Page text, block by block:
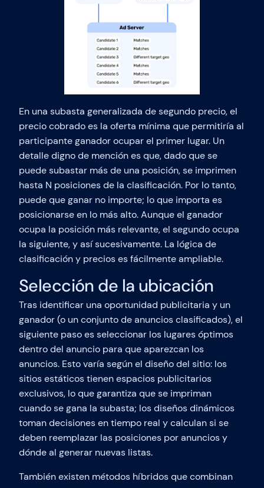
En una subasta generalizada de segundo precio, el
precio cobrado es la oferta mínima que permitiría al
participante ganador ocupar el primer lugar. Un
detalle digno de mención es que, dado que se
puede subastar más de una posición, se imprimen
hasta N posiciones de la clasificación. Por lo tanto,
puede que ganar no importe; lo que importa es
posicionarse en lo más alto. Aunque el ganador
ocupa la posición más relevante, el segundo ocupa
la siguiente, y así sucesivamente. La lógica de
clasificación y precios es fácilmente ampliable.
Selección de la ubicación
Tras identificar una oportunidad publicitaria y un
ganador (o un conjunto de anuncios clasificados), el
siguiente paso es seleccionar los lugares óptimos
dentro del anuncio para que aparezcan los
anuncios. Esto varía según el diseño del sitio: los
sitios estáticos tienen espacios publicitarios
exclusivos, lo que garantiza que se impriman
cuando se gana la subasta; los diseños dinámicos
toman decisiones en tiempo real y calculan si se
deben reemplazar las posiciones por anuncios y
dónde al generar nuevas listas.
También existen métodos híbridos que combinan